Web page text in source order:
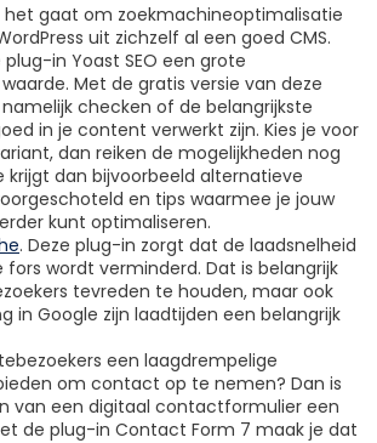
het gaat om zoekmachineoptimalisatie
uit zichzelf al een goed CMS.
in Yoast SEO een grote
Met de gratis versie van deze
checken of de belangrijkste
in je content verwerkt zijn. Kies je voor
dan reiken de mogelijkheden nog
krijgt dan bijvoorbeeld alternatieve
en tips waarmee je jouw
kunt optimaliseren.
. Deze plug-in zorgt dat de laadsnelheid
fors wordt verminderd. Dat is belangrijk
tevreden te houden, maar ook
in Google zijn laadtijden een belangrijk
een laagdrempelige
om contact op te nemen? Dan is
van een digitaal contactformulier een
de plug-in Contact Form 7 maak je dat